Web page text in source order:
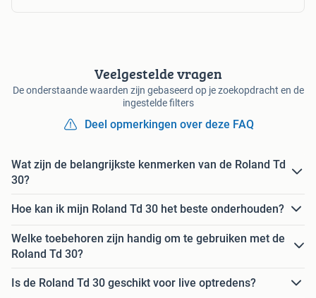
Veelgestelde vragen
De onderstaande waarden zijn gebaseerd op je zoekopdracht en de
ingestelde filters
Deel opmerkingen over deze FAQ
Wat zijn de belangrijkste kenmerken van de Roland Td
30?
Hoe kan ik mijn Roland Td 30 het beste onderhouden?
Welke toebehoren zijn handig om te gebruiken met de
Roland Td 30?
Is de Roland Td 30 geschikt voor live optredens?